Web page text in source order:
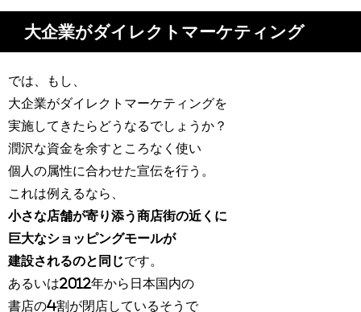
大企業がダイレクトマーケティング
では、もし、
大企業がダイレクトマーケティングを
実施してきたらどうなるでしょうか？
潤沢な資金を余すところなく使い
個人の属性に合わせた宣伝を行う。
これは例えるなら、
小さな店舗が寄り添う商店街の近くに
巨大なショッピングモールが
建設されるのと同じです。
あるいは2012年から日本国内の
書店の4割が閉店しているそうで